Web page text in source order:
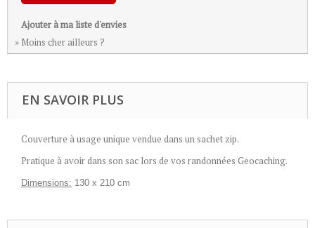
Ajouter à ma liste d'envies
» Moins cher ailleurs ?
EN SAVOIR PLUS
Couverture à usage unique vendue dans un sachet zip.
Pratique à avoir dans son sac lors de vos randonnées Geocaching.
Dimensions: 130 x 210 cm